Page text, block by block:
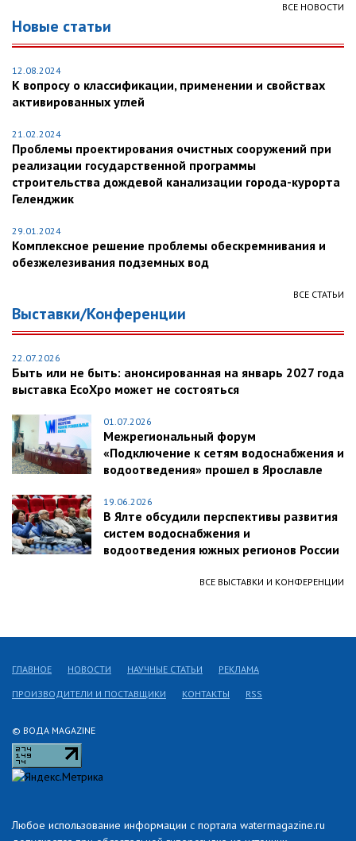
ВСЕ НОВОСТИ
Новые статьи
12.08.2024
К вопросу о классификации, применении и свойствах
активированных углей
21.02.2024
Проблемы проектирования очистных сооружений при
реализации государственной программы
строительства дождевой канализации города-курорта
Геленджик
29.01.2024
Комплексное решение проблемы обескремнивания и
обезжелезивания подземных вод
ВСЕ СТАТЬИ
Выставки/Конференции
22.07.2026
Быть или не быть: анонсированная на январь 2027 года
выставка EcoXpo может не состояться
01.07.2026
Межрегиональный форум
«Подключение к сетям водоснабжения и
водоотведения» прошел в Ярославле
19.06.2026
В Ялте обсудили перспективы развития
систем водоснабжения и
водоотведения южных регионов России
ВСЕ ВЫСТАВКИ И КОНФЕРЕНЦИИ
© ВОДА MAGAZINE
Любое использование информации с портала watermagazine.ru
ГЛАВНОЕ НОВОСТИ НАУЧНЫЕ СТАТЬИ РЕКЛАМА
ПРОИЗВОДИТЕЛИ И ПОСТАВЩИКИ КОНТАКТЫ RSS